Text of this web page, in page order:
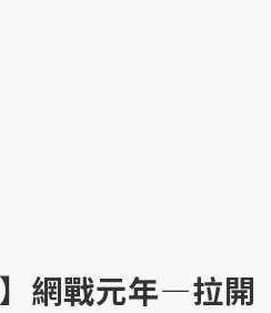
】網戰元年—拉開